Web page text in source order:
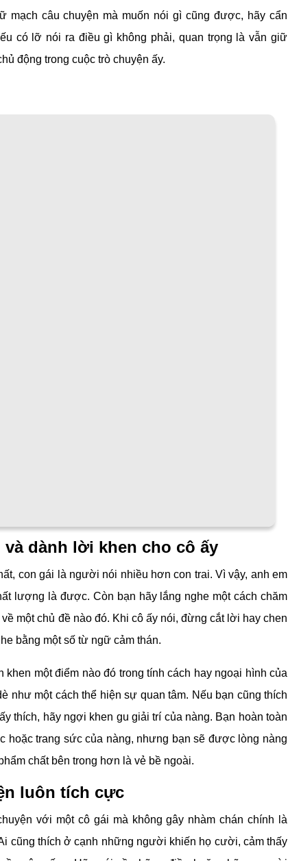
mạch câu chuyện mà muốn nói gì cũng được, hãy cẩn
có lỡ nói ra điều gì không phải, quan trọng là vẫn giữ
động trong cuộc trò chuyện ấy.
dành lời khen cho cô ấy
con gái là người nói nhiều hơn con trai. Vì vậy, anh em
lượng là được. Còn bạn hãy lắng nghe một cách chăm
một chủ đề nào đó. Khi cô ấy nói, đừng cắt lời hay chen
bằng một số từ ngữ cảm thán.
khen một điểm nào đó trong tính cách hay ngoại hình của
như một cách thể hiện sự quan tâm. Nếu bạn cũng thích
thích, hãy ngợi khen gu giải trí của nàng. Bạn hoàn toàn
hoặc trang sức của nàng, nhưng bạn sẽ được lòng nàng
chất bên trong hơn là vẻ bề ngoài.
luôn tích cực
với một cô gái mà không gây nhàm chán chính là
cũng thích ở cạnh những người khiến họ cười, cảm thấy